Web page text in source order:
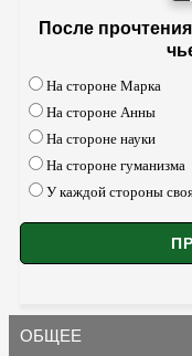
После
На стороне Марка
На стороне Анны
На стороне науки
На стороне гуманизма
У каждой стороны
ОБЩЕЕ